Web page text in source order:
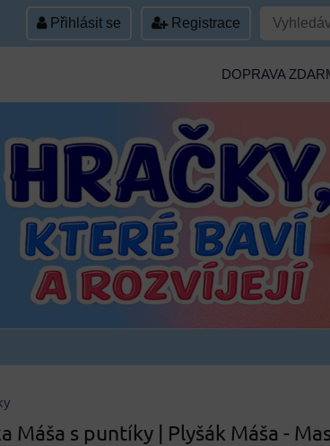
Přihlásit se Registrace
DOPRAVA
Máša s puntíky | Plyšák Máša -